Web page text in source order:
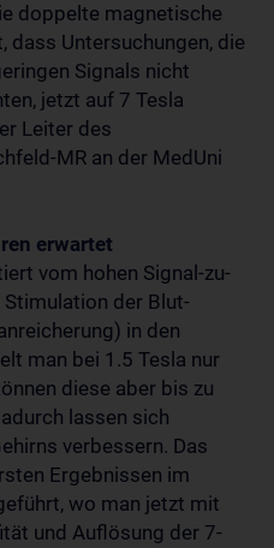
doppelte magnetische
dass Untersuchungen, die
Signals nicht
jetzt auf 7 Tesla
Leiter des
MR an der MedUni
erwartet
vom hohen Signal-zu-
der Blut-
in den
man bei 1.5 Tesla nur
diese aber bis zu
lassen sich
verbessern. Das
Ergebnissen im
wo man jetzt mit
und Auflösung der 7-